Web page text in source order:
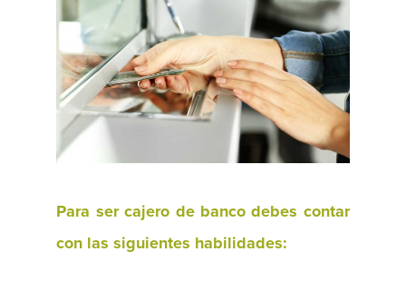
Para ser cajero de banco debes contar
con las siguientes habilidades: